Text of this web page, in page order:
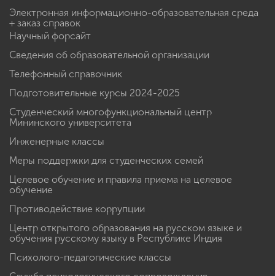
Электронная информационно-образовательная среда
+ заказ справок
Научный форсайт
Сведения об образовательной организации
Телефонный справочник
Подготовительные курсы 2024-2025
Студенческий многофункциональный центр
Мининского университета
Инженерные классы
Меры поддержки для студенческих семей
Целевое обучение и правила приема на целевое
обучение
Противодействие коррупции
Центр открытого образования на русском языке и
обучения русскому языку в Республике Индия
Психолого-педагогические классы